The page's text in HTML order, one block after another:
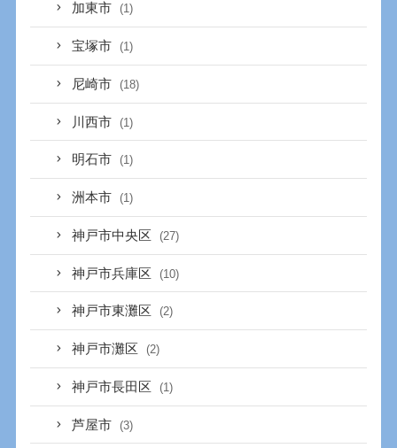
加東市 (1)
宝塚市 (1)
尼崎市 (18)
川西市 (1)
明石市 (1)
洲本市 (1)
神戸市中央区 (27)
神戸市兵庫区 (10)
神戸市東灘区 (2)
神戸市灘区 (2)
神戸市長田区 (1)
芦屋市 (3)